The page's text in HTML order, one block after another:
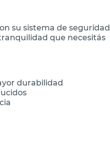
su sistema de seguridad
que necesitás
durabilidad